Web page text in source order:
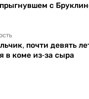
с
почти девять
в коме из-за сыра